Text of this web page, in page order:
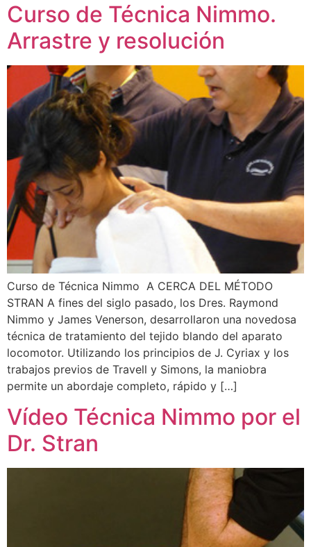
Curso de Técnica Nimmo.
Arrastre y resolución
Curso de Técnica Nimmo A CERCA DEL MÉTODO
STRAN A fines del siglo pasado, los Dres. Raymond
Nimmo y James Venerson, desarrollaron una novedosa
técnica de tratamiento del tejido blando del aparato
locomotor. Utilizando los principios de J. Cyriax y los
trabajos previos de Travell y Simons, la maniobra
permite un abordaje completo, rápido y […]
Vídeo Técnica Nimmo por el
Dr. Stran